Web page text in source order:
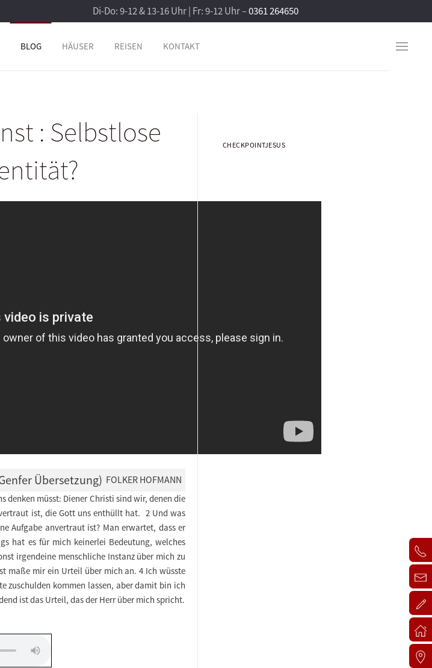
Di-Do: 9-12 & 13-16 Uhr | Fr: 9-12 Uhr –0361 264650
BLOG HÄUSER REISEN KONTAKT
: Selbstlose
Übersetzung) FOLKER HOFMANN
denken müsst: Diener Christi sind wir, denen die
ist, die Gott uns enthüllt hat. 2 Und was
Aufgabe anvertraut ist? Man erwartet, dass er
hat es für mich keinerlei Bedeutung, welches
irgendeine menschliche Instanz über mich zu
maße mir ein Urteil über mich an. 4 Ich wüsste
zuschulden kommen lassen, aber damit bin ich
ist das Urteil, das der Herr über mich spricht.
CHECKPOINTJESUS